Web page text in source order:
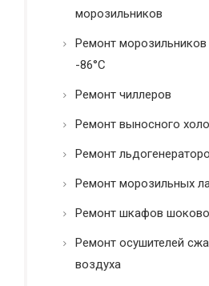
морозильников
Ремонт морозильников
-86°C
Ремонт чиллеров
Ремонт выносного
Ремонт
Ремонт морозильных
Ремонт шкафов
Ремонт осушителей
воздуха